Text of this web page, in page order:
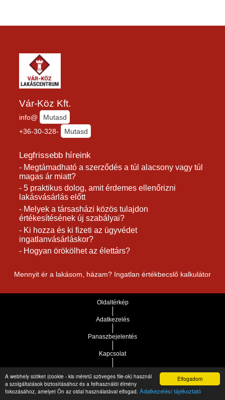
Elfogadom
A webhely sütiket (cookie - kis méretű szöveges file-ok) használ
a szolgáltatások biztosításához és a felhasználói élmény
fokozásához, amelyet Ön az oldal használatával elfogad. Adatkezelési tájékoztató
Vár-Köz Kft.
info@
Mutasd
+36-30-328-
Mutasd
Legfrissebb híreink
- Megtámadható a szerződés a túl alacsony vagy túl
magas ár miatt?
- 5 praktikus dolog, amit érdemes ellenőrizni
lakásvásárlás előtt
- Melyek a társasházi közös tulajdon
értékesítésének új szabályai?
- Ki hozza és ki fizeti az ügyvédet
ingatlanvásárláskor?
- Hogyan örökölhet az élettárs?
Mennyit ér a lakásom, házam? Ingatlan értékbecslő kalkulátor
Oldaltérkép
Adatkezelés
Panaszbejelentés
Kapcsolat
Link és bannercsere